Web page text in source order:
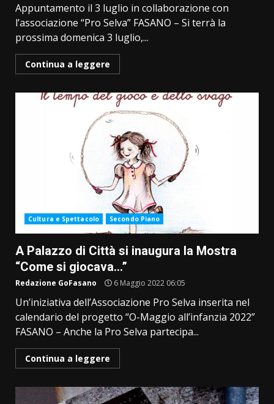
Appuntamento il 3 luglio in collaborazione con
l’associazione “Pro Selva” FASANO – Si terrà la
prossima domenica 3 luglio,...
Continua a leggere
Cultura e Spettacolo Secondo Piano
A Palazzo di Città si inaugura la Mostra
“Come si giocava…”
Redazione GoFasano 6 Maggio 2022 06:05
Un’iniziativa dell’Associazione Pro Selva inserita nel
calendario del progetto “O-Maggio all’infanzia 2022”
FASANO – Anche la Pro Selva partecipa...
Continua a leggere